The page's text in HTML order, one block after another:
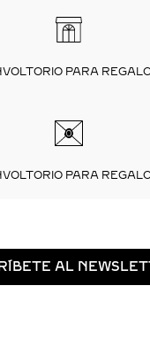
PARA
PARA
AL